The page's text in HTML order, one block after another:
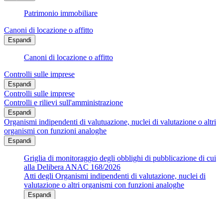
Patrimonio immobiliare
Canoni di locazione o affitto
Espandi
Canoni di locazione o affitto
Controlli sulle imprese
Espandi
Controlli sulle imprese
Controlli e rilievi sull'amministrazione
Espandi
Organismi indipendenti di valutuazione, nuclei di valutazione o altri
organismi con funzioni analoghe
Espandi
Griglia di monitoraggio degli obblighi di pubblicazione di cui
alla Delibera ANAC 168/2026
Atti degli Organismi indipendenti di valutazione, nuclei di
valutazione o altri organismi con funzioni analoghe
Espandi